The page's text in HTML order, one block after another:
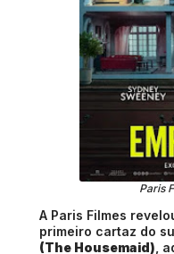
Paris
A Paris Filmes
primeiro cartaz do
(The Housemaid) ,